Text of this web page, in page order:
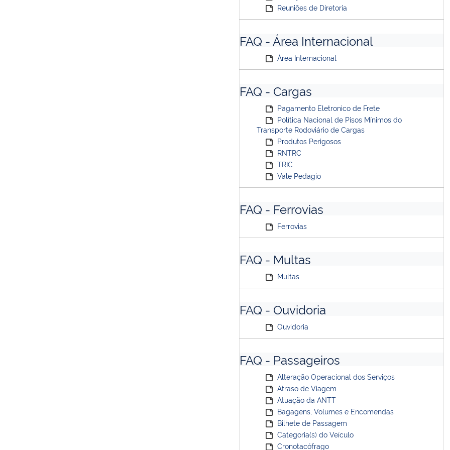
Reuniões de Diretoria
FAQ - Área Internacional
Área Internacional
FAQ - Cargas
Pagamento Eletronico de Frete
Política Nacional de Pisos Mínimos do
Transporte Rodoviário de Cargas
Produtos Perigosos
RNTRC
TRIC
Vale Pedagio
FAQ - Ferrovias
Ferrovias
FAQ - Multas
Multas
FAQ - Ouvidoria
Ouvidoria
FAQ - Passageiros
Alteração Operacional dos Serviços
Atraso de Viagem
Atuação da ANTT
Bagagens, Volumes e Encomendas
Bilhete de Passagem
Categoria(s) do Veículo
Cronotacófrago